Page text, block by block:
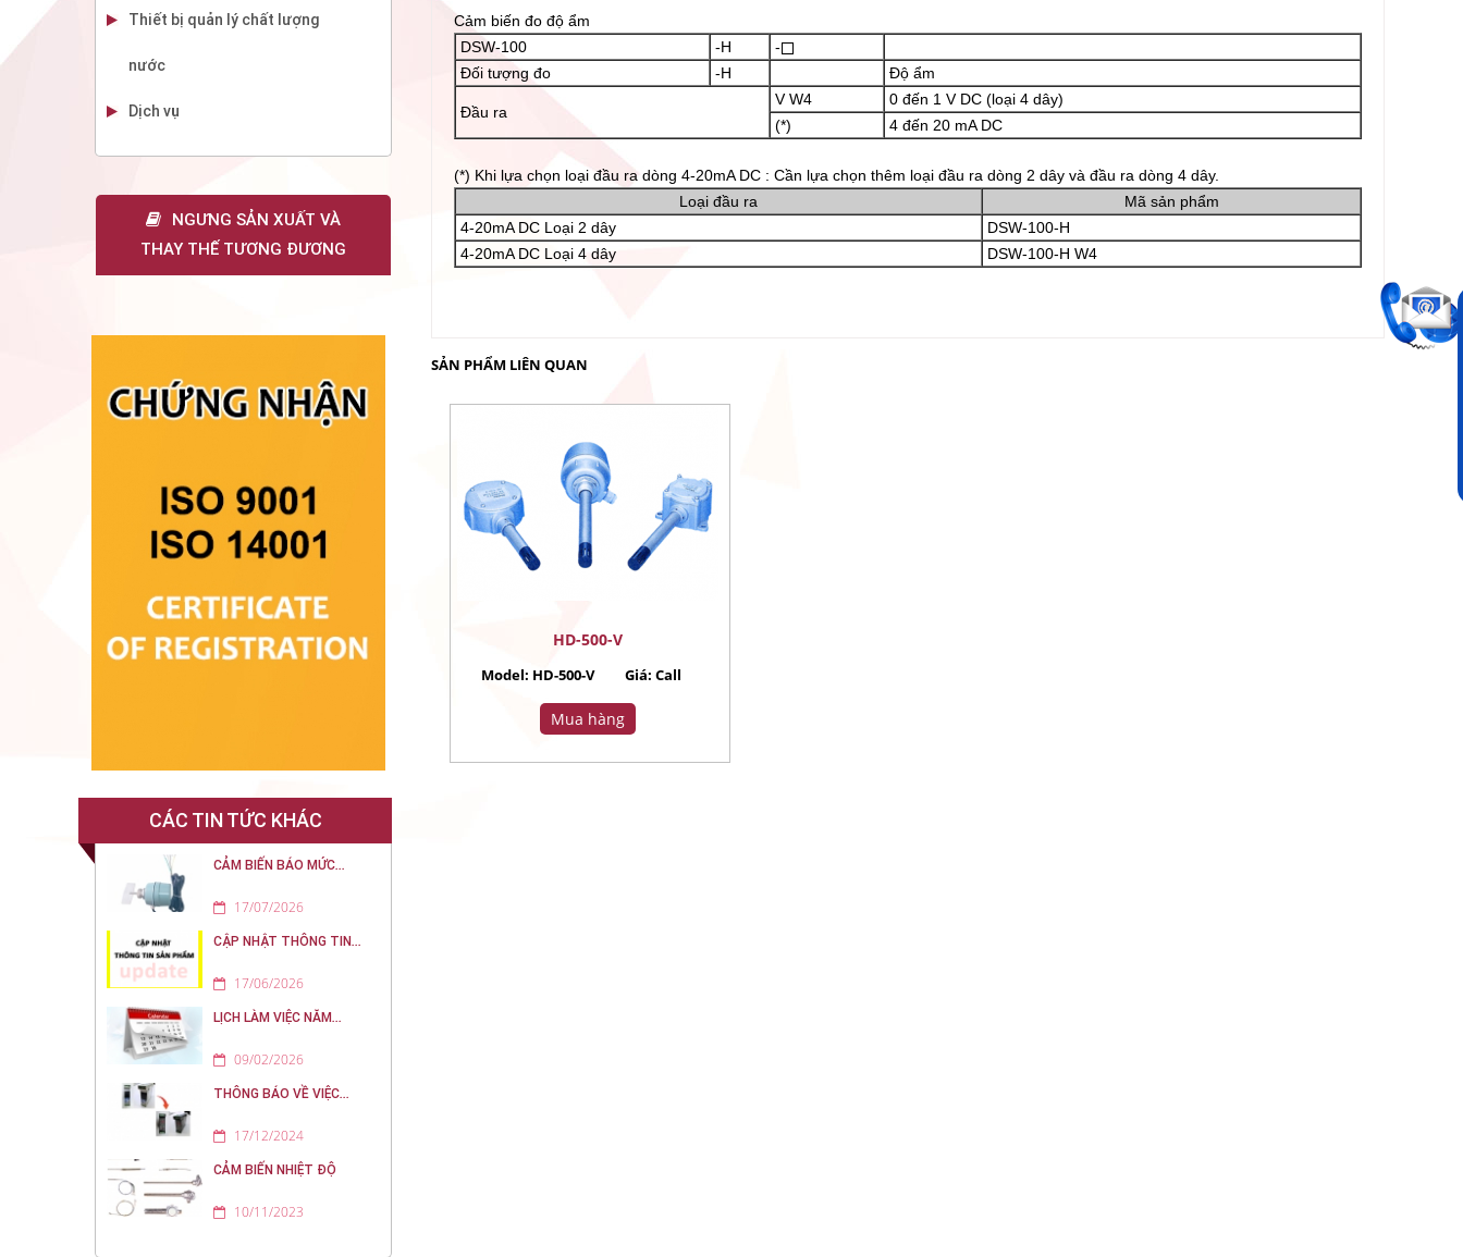
Thiết bị quản lý chất lượng
nước
Dịch vụ
NGƯNG SẢN XUẤT VÀ
THAY THẾ TƯƠNG ĐƯƠNG
CÁC TIN TỨC KHÁC
CẢM BIẾN BÁO MỨC...
17/07/2026
CẬP NHẬT THÔNG TIN...
17/06/2026
LỊCH LÀM VIỆC NĂM...
09/02/2026
THÔNG BÁO VỀ VIỆC...
17/12/2024
CẢM BIẾN NHIỆT ĐỘ
10/11/2023
Cảm biến đo độ ẩm
DSW-100
-H
-
Đối tượng đo
-H Độ ẩm
Đầu ra
V W4
0 đến 1 V DC (loại 4 dây)
(*)
4 đến 20 mA DC
(*) Khi lựa chọn loại đầu ra dòng 4-20mA DC : Cần lựa chọn thêm loại đầu ra dòng 2 dây và đầu ra dòng 4 dây.
Loại đầu ra
Mã sản phẩm
4-20mA DC Loại 2 dây
DSW-100-H
4-20mA DC Loại 4 dây
DSW-100-H W4
SẢN PHẨM LIÊN QUAN
HD-500-V
Model: HD-500-V Giá: Call